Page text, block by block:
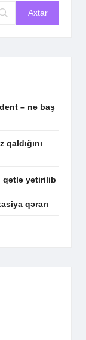
– nə baş
qətlə yetirilib
qərarı